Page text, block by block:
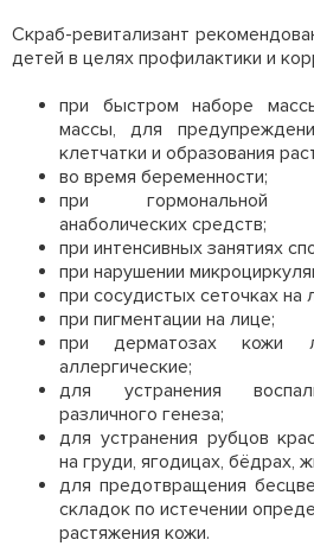
Скраб-ревитализант
детей в целях профилактики и
при быстром наборе
массы, для
клетчатки и образования
во время беременности;
при гормональной
анаболических средств;
при интенсивных занятиях
при нарушении
при сосудистых сеточках на
при пигментации на лице;
при дерматозах кожи
аллергические;
для устранения
различного генеза;
для устранения рубцов
на груди, ягодицах, бёдрах,
для предотвращения
складок по истечении
растяжения кожи.